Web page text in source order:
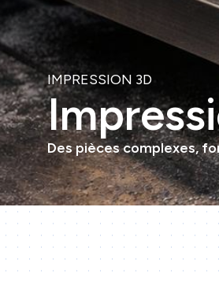
IMPRESSION 3D
Des pièces complexes,